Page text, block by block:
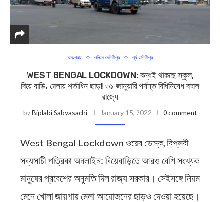
ঝাড়গ্রাম পশ্চিম মেদিনীপুর পূর্ব মেদিনীপুর
WEST BENGAL LOCKDOWN: বন্ধই থ‍াকছে স্কুল,
বিয়ে বাড়ি, মেলায় শর্তাধিন ছাড়! ৩১ জানুয়ারি পর্যন্ত বিধিনিষেধ বহাল
রাজ্যে
byBiplabi Sabyasachi January 15, 2022 0 comment
West Bengal Lockdown ওয়েব ডেস্ক, বিপ্লবী
সব্যসাচী পত্রিকা অনলাইন: বিয়েবাড়িতে আরও বেশি সংখ্যক
মানুষের প্রবেশের অনুমতি দিল রাজ্য সরকার। সেইসঙ্গে নিয়ম
মেনে খোলা জায়গায় মেলা আয়োজনের ছাড়ও দেওয়া হয়েছে।